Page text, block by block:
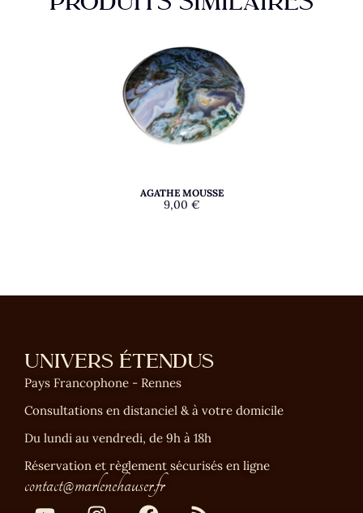
AGATHE MOUSSE
9,00 €
UNIVERS ÉTENDUS
Pays Francophone - Rennes
Consultations en distanciel & à votre domicile
Du lundi au vendredi, de 9h à 18h
Réservation et règlement sécurisés en ligne
contact@marlenehauser.fr